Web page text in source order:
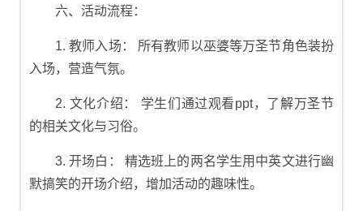
六、活动流程：
1. 教师入场： 所有教师以巫婆等万圣节角色装扮
入场，营造气氛。
2. 文化介绍： 学生们通过观看ppt，了解万圣节
的相关文化与习俗。
3. 开场白： 精选班上的两名学生用中英文进行幽
默搞笑的开场介绍，增加活动的趣味性。